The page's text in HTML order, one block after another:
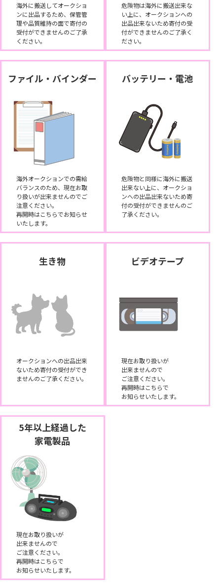
海外に搬送してオークショ
ンに出品するため、保管管
理や品質維持の面で寄付の
受付ができませんのご了承
ください。
危険物は海外に搬送出来な
い上に、オークションへの
出品出来ないため寄付の受
付ができませんのご了承く
ださい。
ファイル・バインダー
海外オークションでの需給
バランスのため、現在お取
り扱いが出来ませんのでご
注意ください。
再開時はこちらでお知らせ
いたします。
バッテリー・電池
危険物と同様に海外に搬送
出来ない上に、オークショ
ンへの出品出来ないため寄
付の受付ができませんのご
了承ください。
生き物
オークションへの出品出来
ないため寄付の受付ができ
ませんのご了承ください。
ビデオテープ
現在お取り扱いが
出来ませんので
ご注意ください。
再開時はこちらで
お知らせいたします。
5年以上経過した
家電製品
現在お取り扱いが
出来ませんので
ご注意ください。
再開時はこちらで
お知らせいたします。